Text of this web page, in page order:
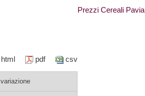
html pdf csv
variazione
Prezzi Cereali Pavia